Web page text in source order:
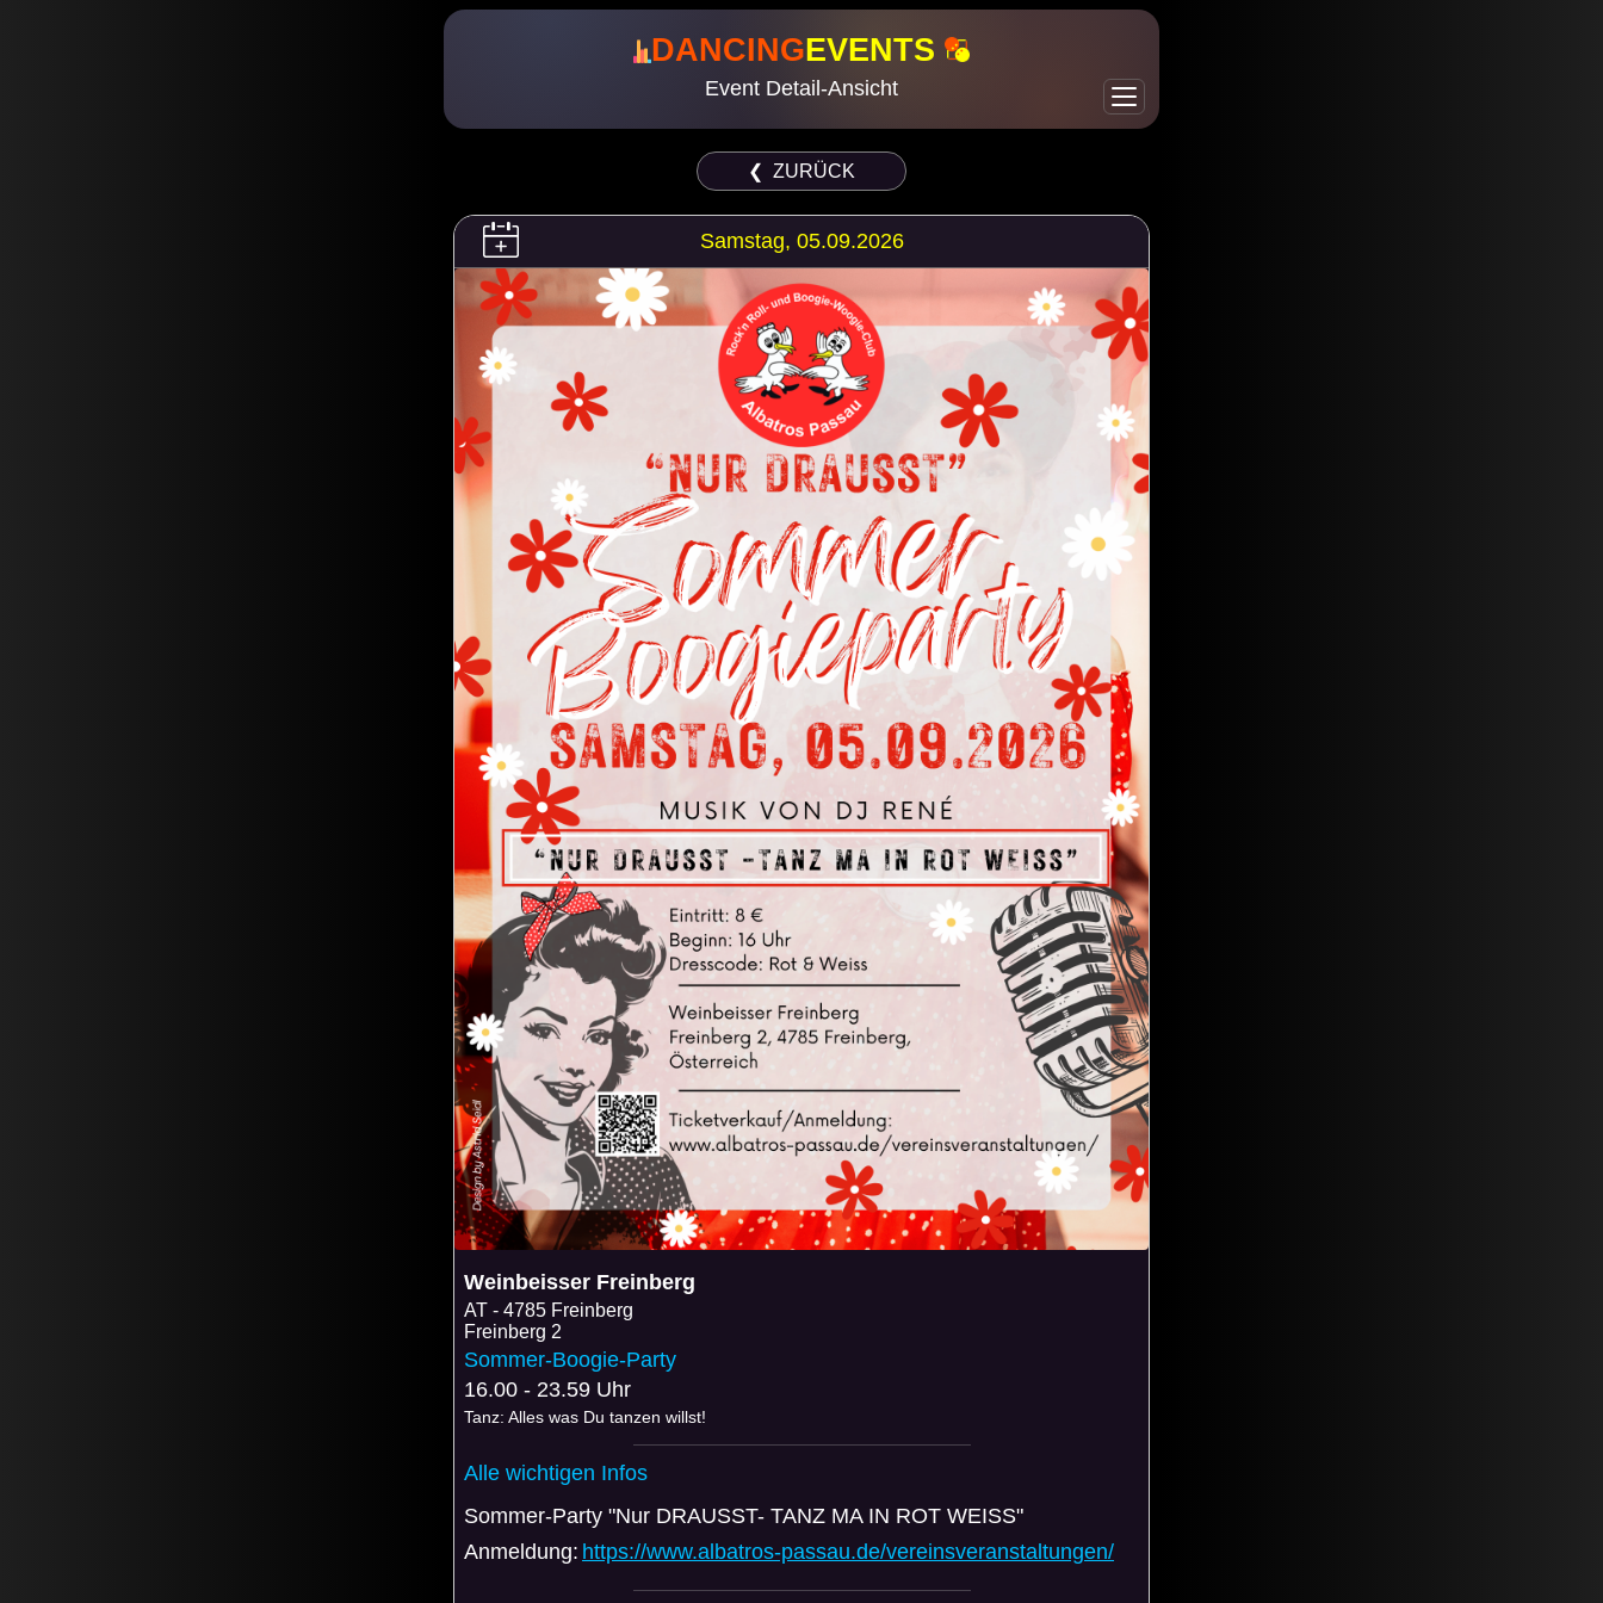
DANCINGEVENTS
Event Detail-Ansicht
❮ ZURÜCK
Samstag, 05.09.2026
Weinbeisser Freinberg
AT
4785 Freinberg
Freinberg 2
Sommer-Boogie-Party
16.00 - 23.59 Uhr
Tanz: Alles was Du tanzen willst!
Alle wichtigen Infos
Sommer-Party "Nur DRAUSST- TANZ MA IN ROT WEISS"
Anmeldung: https://www.albatros-passau.de/vereinsveranstaltungen/